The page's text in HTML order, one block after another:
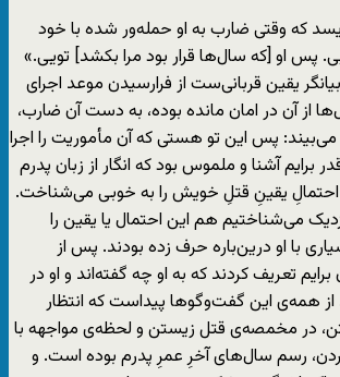
که وقتی ضارب به او حمله‌ور شده با خود
پس او [که سال‌ها قرار بود مرا بکشد] تویی.»
یقین قربانی‌ست از فرارسیدن موعد اجرای
از آن در امان مانده بوده، به دست آن ضارب،
می‌بیند: پس این تو هستی که آن مأموریت را اجرا
برایم آشنا و ملموس بود که انگار از زبان پدرم
احتمالِ یقینِ قتلِ خویش را به خوبی می‌شناخت.
می‌شناختیم هم این احتمال یا یقین را
با او درین‌باره حرف زده بودند. پس از
تعریف کردند که به او چه گفته‌اند و او در
همه‌ی این گفت‌وگوها پیداست که انتظار
در مخمصه‌ی قتل زیستن و لحظه‌ی مواجهه با
رسم سال‌های آخرِ عمرِ پدرم بوده است. و